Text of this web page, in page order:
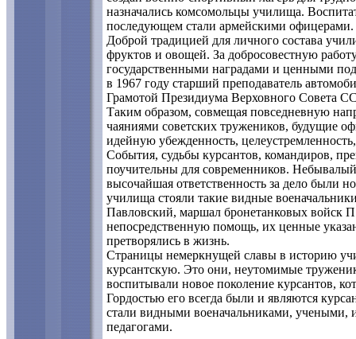
назначались комсомольцы училища.
последующем стали армейскими офицерами.
Доброй традицией для личного состава
фруктов и овощей. За добросовестную
государственными наградами и ценными
в 1967 году старший преподаватель
Грамотой Президиума Верховного Совета
Таким образом, совмещая повседневную
чаяниями советских тружеников, будущие
идейную убежденность,
События, судьбы курсантов, командиров,
поучительны для современников.
высочайшая ответственность за дело были
училища стояли такие видные
Павловский, маршал бронетанковых войск
непосредственную помощь, их ценные
претворялись в жизнь.
Страницы немеркнущей славы в историю
курсантскую. Это они, неутомимые
воспитывали новое поколение курсантов,
Гордостью его всегда были и являются
стали видными военачальниками, учеными,
педагогами.